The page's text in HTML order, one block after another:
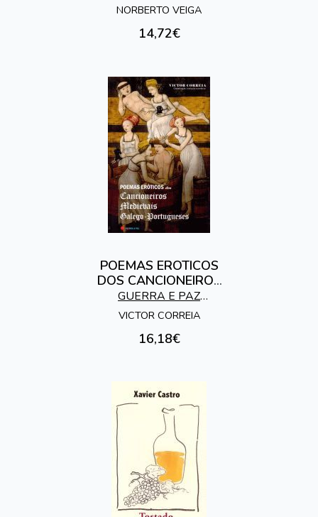
EDITORES
NORBERTO VEIGA
14,72€
POEMAS EROTICOS
DOS CANCIONEIROS
MEDIEVAIS
GALEGOS- PORTUG
GUERRA E PAZ
EDITORES
VICTOR CORREIA
16,18€